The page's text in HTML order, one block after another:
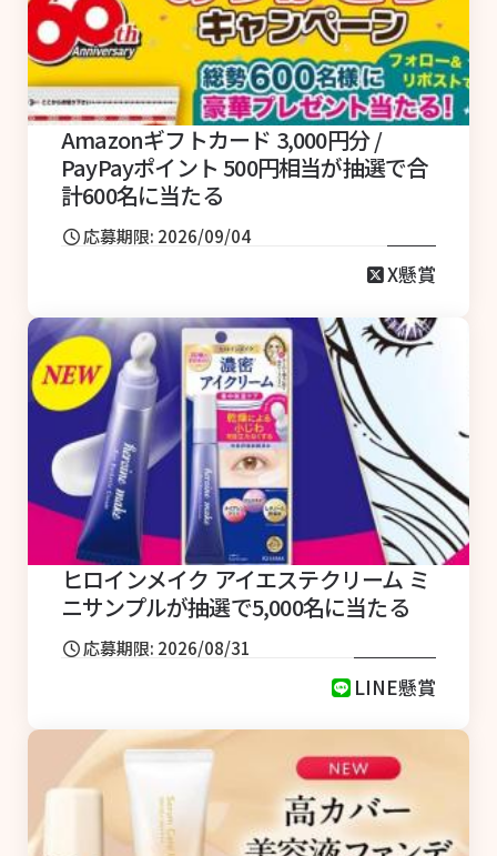
応募期限: 2026/09/04
Amazonギフトカード 3,000円分 /
PayPayポイント 500円相当が抽選で合
計600名に当たる
X懸賞
応募期限: 2026/08/31
ヒロインメイク アイエステクリーム ミ
ニサンプルが抽選で5,000名に当たる
LINE懸賞